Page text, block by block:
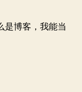
是博客，我能当